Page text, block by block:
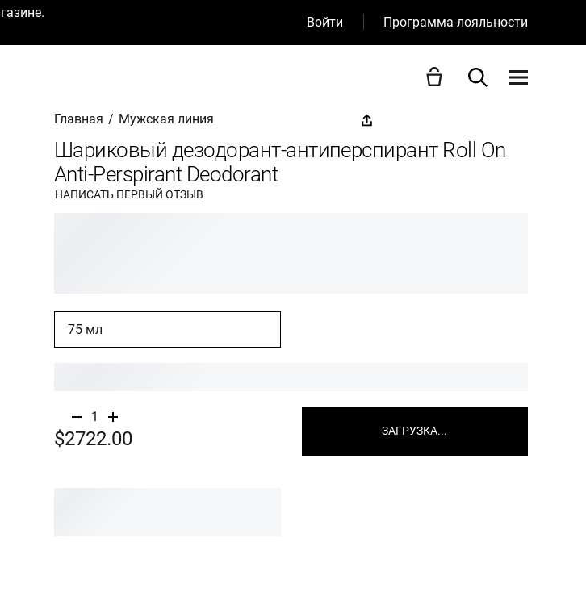
Программа лояльности
Войти
Главная / Мужская линия
Шариковый дезодорант-антиперспирант Roll On
Anti-Perspirant Deodorant
НАПИСАТЬ ПЕРВЫЙ ОТЗЫВ
75 мл
1
ЗАГРУЗКА...
$2722.00